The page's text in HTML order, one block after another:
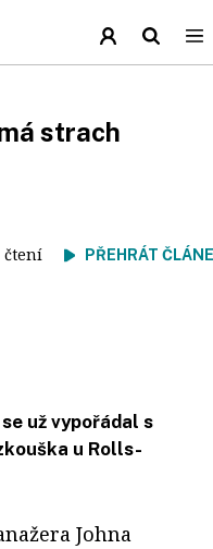
strach
čtení PŘEHRÁT
už vypořádal s
u Rolls-
Johna